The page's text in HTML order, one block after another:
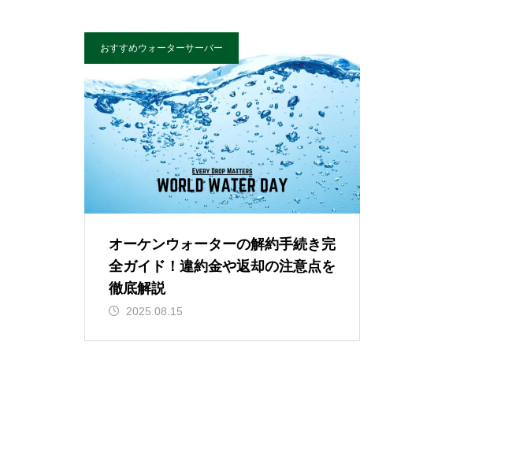
おすすめウォーターサーバー
オーケンウォーターの解約手続き完
全ガイド！違約金や返却の注意点を
徹底解説
2025.08.15